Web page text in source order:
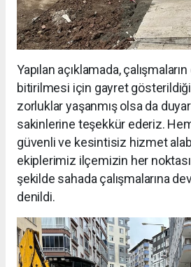
Yapılan açıklamada,
bitirilmesi için gayret
zorluklar yaşanmış olsa da
sakinlerine teşekkür ederiz.
güvenli ve kesintisiz hizmet
ekiplerimiz ilçemizin her
şekilde sahada çalışmalarına
denildi.